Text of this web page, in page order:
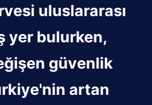
uluslararası
yer bulurken,
güvenlik
artan